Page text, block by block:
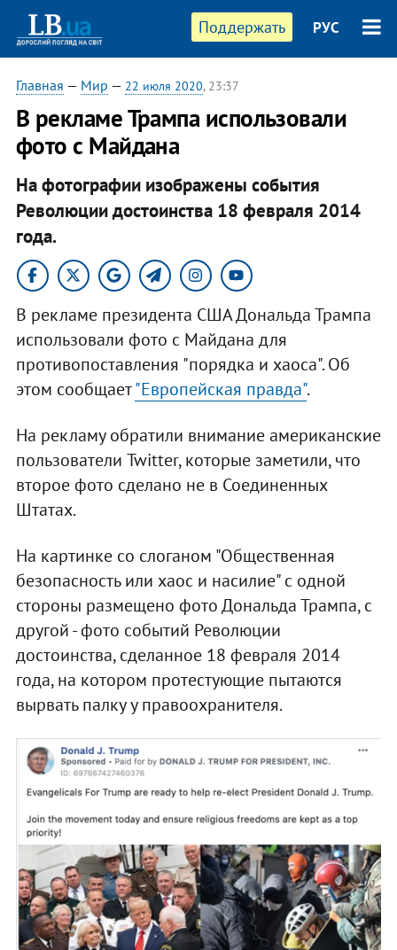
Поддержать РУС
Главная — Мир — 22 июля 2020, 23:37
В рекламе Трампа использовали
фото с Майдана
На фотографии изображены события
Революции достоинства 18 февраля 2014
года.
В рекламе президента США Дональда Трампа
использовали фото с Майдана для
противопоставления "порядка и хаоса". Об
этом сообщает"Европейская правда".
На рекламу обратили внимание американские
пользователи Twitter, которые заметили, что
второе фото сделано не в Соединенных
Штатах.
На картинке со слоганом "Общественная
безопасность или хаос и насилие" с одной
стороны размещено фото Дональда Трампа, с
другой - фото событий Революции
достоинства, сделанное 18 февраля 2014
года, на котором протестующие пытаются
вырвать палку у правоохранителя.